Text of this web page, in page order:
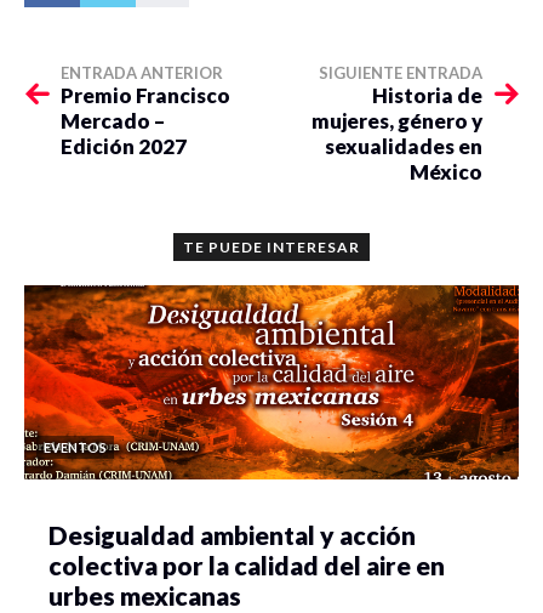
ENTRADA ANTERIOR
Premio Francisco
Mercado –
Edición 2027
SIGUIENTE ENTRADA
Historia de
mujeres, género y
sexualidades en
México
TE PUEDE INTERESAR
EVENTOS
Desigualdad ambiental y acción
colectiva por la calidad del aire en
urbes mexicanas